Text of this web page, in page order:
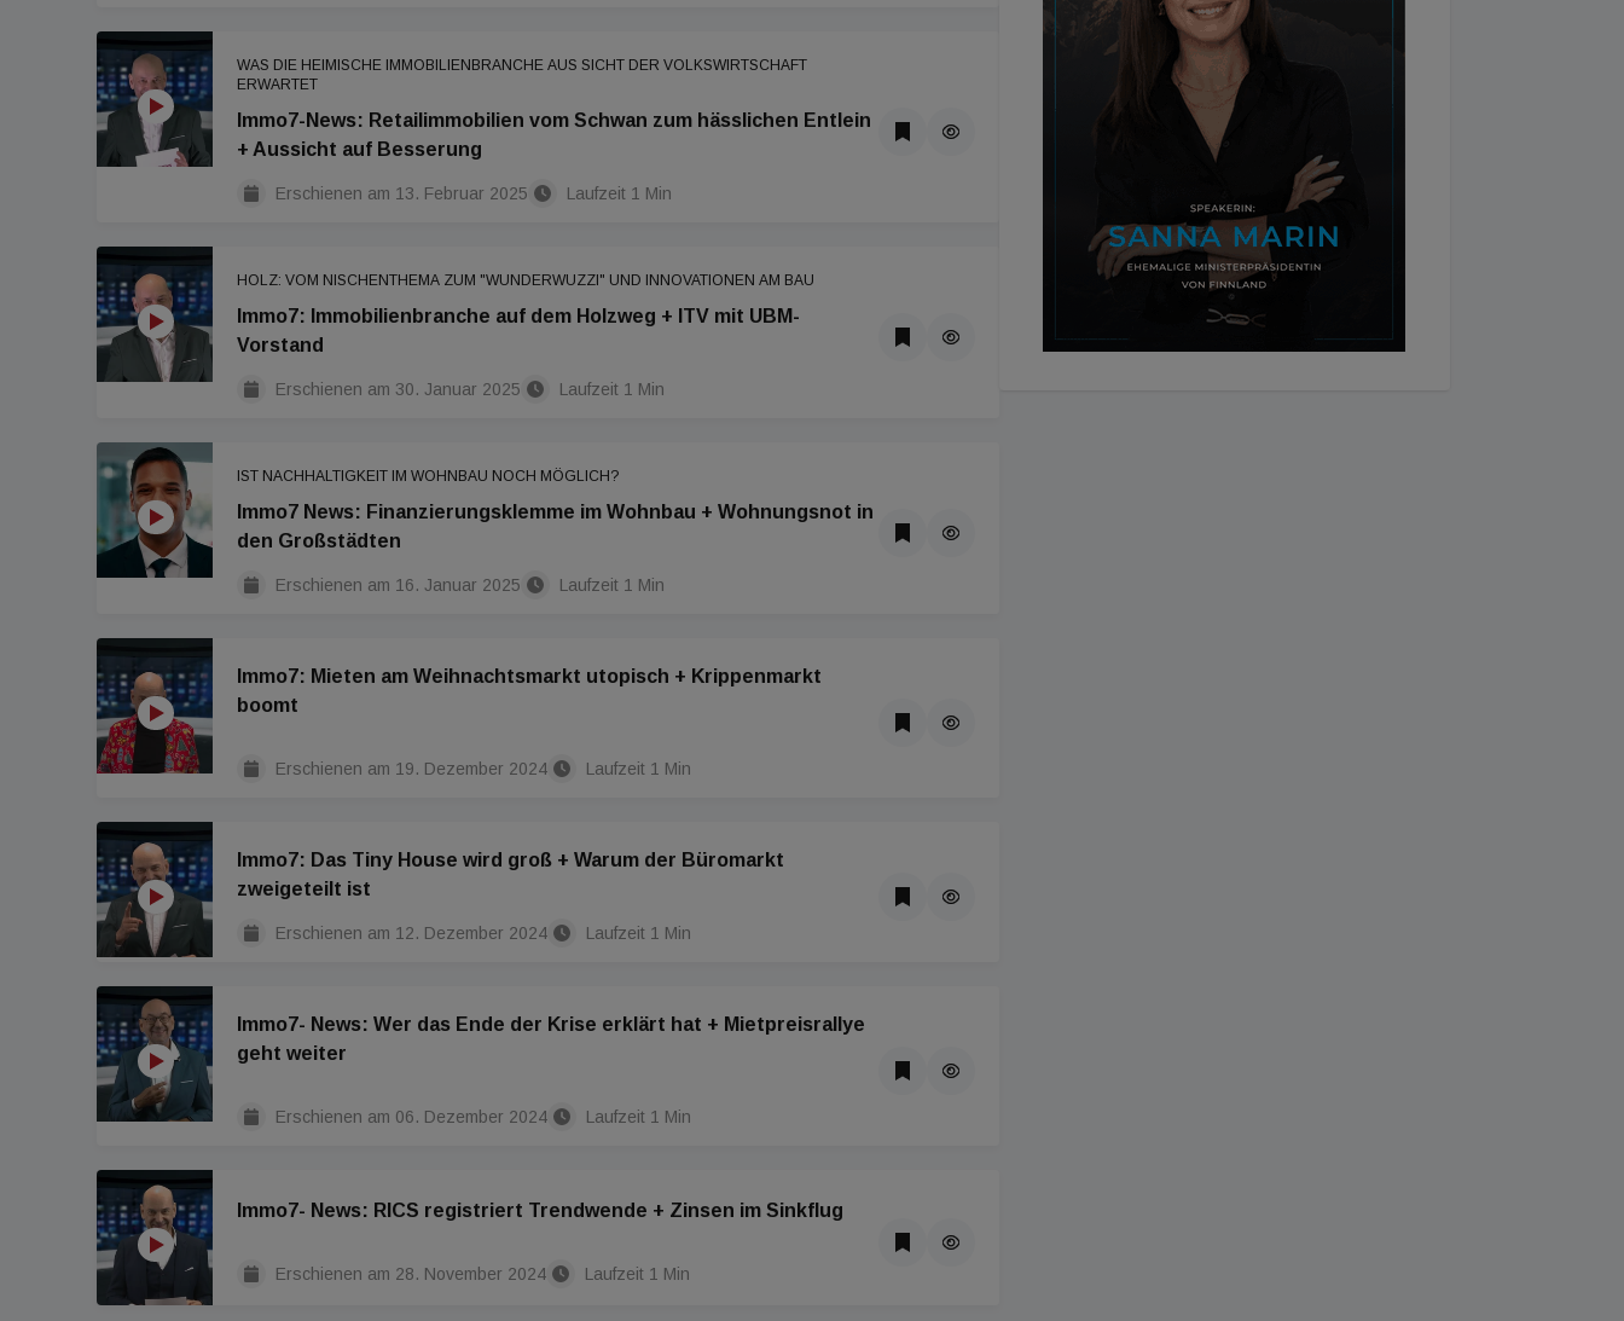
WAS DIE HEIMISCHE IMMOBILIENBRANCHE AUS SICHT DER VOLKSWIRTSCHAFT
ERWARTET
Immo7-News: Retailimmobilien vom Schwan zum hässlichen Entlein
+ Aussicht auf Besserung
Erschienen am 13. Februar 2025 Laufzeit 1 Min
HOLZ: VOM NISCHENTHEMA ZUM "WUNDERWUZZI" UND INNOVATIONEN AM BAU
Immo7: Immobilienbranche auf dem Holzweg + ITV mit UBM-
Vorstand
Erschienen am 30. Januar 2025 Laufzeit 1 Min
IST NACHHALTIGKEIT IM WOHNBAU NOCH MÖGLICH?
Immo7 News: Finanzierungsklemme im Wohnbau + Wohnungsnot in
den Großstädten
Erschienen am 16. Januar 2025 Laufzeit 1 Min
Immo7: Mieten am Weihnachtsmarkt utopisch + Krippenmarkt
boomt
Erschienen am 19. Dezember 2024 Laufzeit 1 Min
Immo7: Das Tiny House wird groß + Warum der Büromarkt
zweigeteilt ist
Erschienen am 12. Dezember 2024 Laufzeit 1 Min
Immo7- News: Wer das Ende der Krise erklärt hat + Mietpreisrallye
geht weiter
Erschienen am 06. Dezember 2024 Laufzeit 1 Min
Immo7- News: RICS registriert Trendwende + Zinsen im Sinkflug
Erschienen am 28. November 2024 Laufzeit 1 Min